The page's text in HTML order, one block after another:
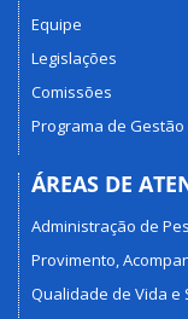
Equipe
Legislações
Comissões
Programa de Gestão
ÁREAS DE
Administração de
Provimento,
Qualidade de Vida e